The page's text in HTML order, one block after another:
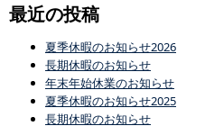
最近の投稿
夏季休暇のお知らせ2026
長期休暇のお知らせ
年末年始休業のお知らせ
夏季休暇のお知らせ2025
長期休暇のお知らせ